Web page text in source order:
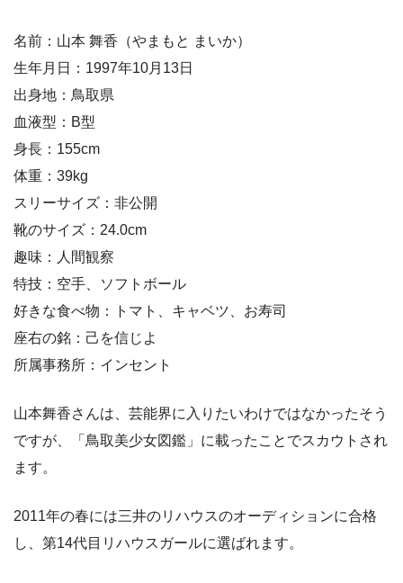
名前：山本 舞香（やまもと まいか）
生年月日：1997年10月13日
出身地：鳥取県
血液型：B型
身長：155cm
体重：39kg
スリーサイズ：非公開
靴のサイズ：24.0cm
趣味：人間観察
特技：空手、ソフトボール
好きな食べ物：トマト、キャベツ、お寿司
座右の銘：己を信じよ
所属事務所：インセント
山本舞香さんは、芸能界に入りたいわけではなかったそう
ですが、「鳥取美少女図鑑」に載ったことでスカウトされ
ます。
2011年の春には三井のリハウスのオーディションに合格
し、第14代目リハウスガールに選ばれます。